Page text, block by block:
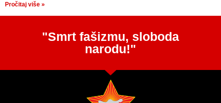
Pročitaj više »
"Smrt fašizmu, sloboda
narodu!"